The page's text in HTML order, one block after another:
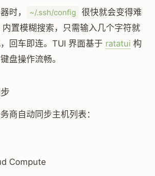
时， ~/.ssh/config
很快就会变得难
置模糊搜索，只需输入几个字符就
回车即连。TUI 界面基于 ratatui 构
盘操作流畅。
商自动同步主机列表：
Compute